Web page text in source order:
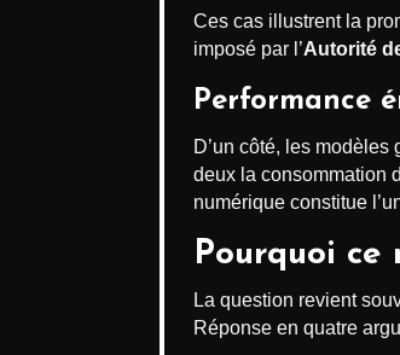
Ces cas illustrent la
imposé par l’Autorité
Performance
D’un côté, les
deux la consommation
numérique constitue
Pourquoi
La question revient
Réponse en quatre